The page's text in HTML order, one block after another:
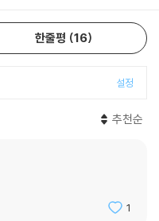
한줄평 16
설정
추천순
1